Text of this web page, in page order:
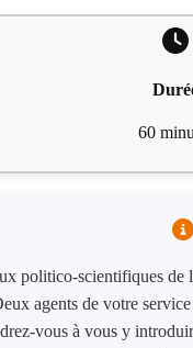
60
politico-scientifiques de
agents de votre
vous à vous y